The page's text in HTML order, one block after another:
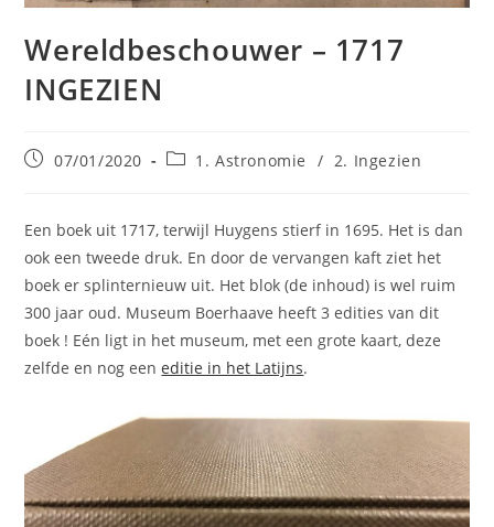
Wereldbeschouwer – 1717
INGEZIEN
Bericht07/01/2020 Berichtcategorie:
1. Astronomie / 2. Ingezien
Een boek uit 1717, terwijl Huygens stierf in 1695. Het is dan
ook een tweede druk. En door de vervangen kaft ziet het
boek er splinternieuw uit. Het blok (de inhoud) is wel ruim
300 jaar oud. Museum Boerhaave heeft 3 edities van dit
boek ! Eén ligt in het museum, met een grote kaart, deze
zelfde en nog eeneditie in het Latijns.